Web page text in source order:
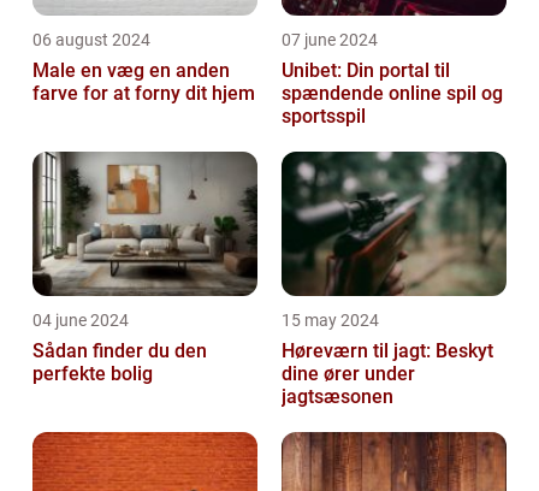
06 august 2024
Male en væg en anden
farve for at forny dit hjem
07 june 2024
Unibet: Din portal til
spændende online spil og
sportsspil
04 june 2024
Sådan finder du den
perfekte bolig
15 may 2024
Høreværn til jagt: Beskyt
dine ører under
jagtsæsonen